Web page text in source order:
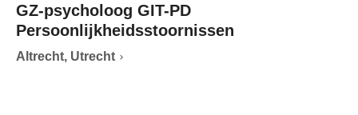
GZ-psycholoog GIT-PD
Persoonlijkheidsstoornissen
Altrecht, Utrecht